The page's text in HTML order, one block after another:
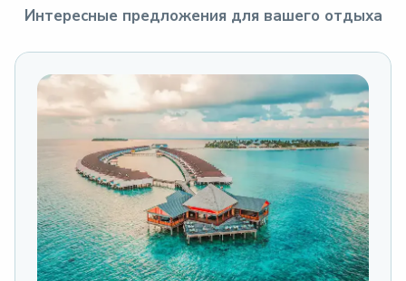
Интересные предложения для вашего отдыха